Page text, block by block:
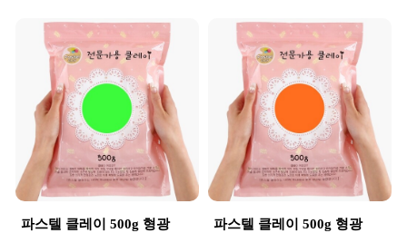
파스텔 클레이 500g 형광
파스텔 클레이 500g 형광